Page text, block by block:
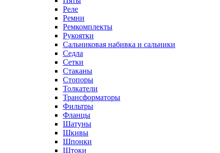
Реле
Ремни
Ремкомплекты
Рукоятки
Сальниковая набивка и сальники
Седла
Сетки
Стаканы
Стопоры
Толкатели
Трансформаторы
Фильтры
Фланцы
Шатуны
Шкивы
Шпонки
Штоки